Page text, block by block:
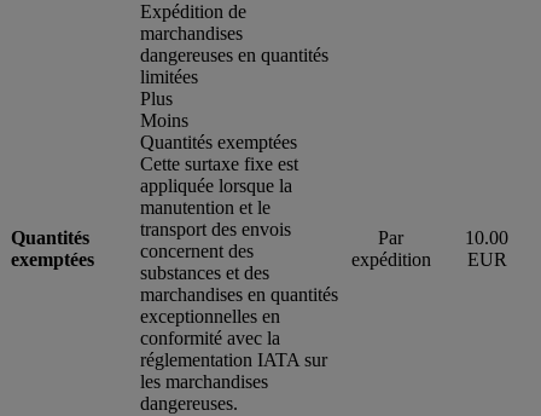
Quantités
exemptées
Expédition de
marchandises
dangereuses en quantités
limitées
Plus
Moins
Quantités exemptées
Cette surtaxe fixe est
appliquée lorsque la
manutention et le
transport des envois
concernent des
substances et des
marchandises en quantités
exceptionnelles en
conformité avec la
réglementation IATA sur
les marchandises
dangereuses.
Par
expédition
10.00
EUR